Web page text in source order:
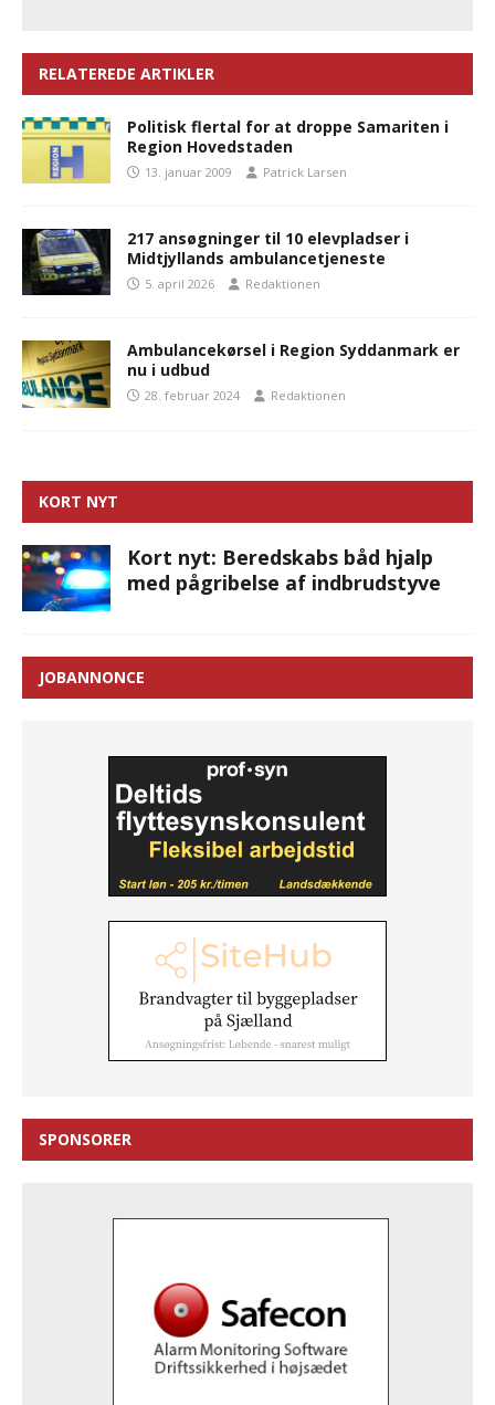
RELATEREDE ARTIKLER
Politisk flertal for at droppe Samariten i
Region Hovedstaden
13. januar 2009 Patrick Larsen
217 ansøgninger til 10 elevpladser i
Midtjyllands ambulancetjeneste
5. april 2026 Redaktionen
Ambulancekørsel i Region Syddanmark er
nu i udbud
28. februar 2024 Redaktionen
KORT NYT
Kort nyt: Beredskabs båd hjalp
med pågribelse af indbrudstyve
JOBANNONCE
SPONSORER